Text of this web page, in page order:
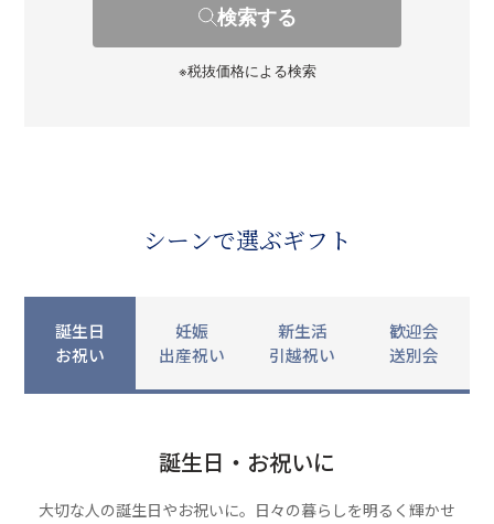
検索する
※税抜価格による検索
シーンで選ぶギフト
誕生日
お祝い
妊娠
出産祝い
新生活
引越祝い
歓迎会
送別会
誕生日・お祝いに
大切な人の誕生日やお祝いに。日々の暮らしを明るく輝かせ